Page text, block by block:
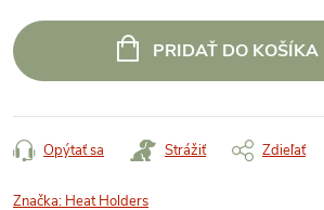
cena:
PRIDAŤ DO KOŠÍKA
Opýtať sa Strážiť Zdieľať
Značka: Heat Holders